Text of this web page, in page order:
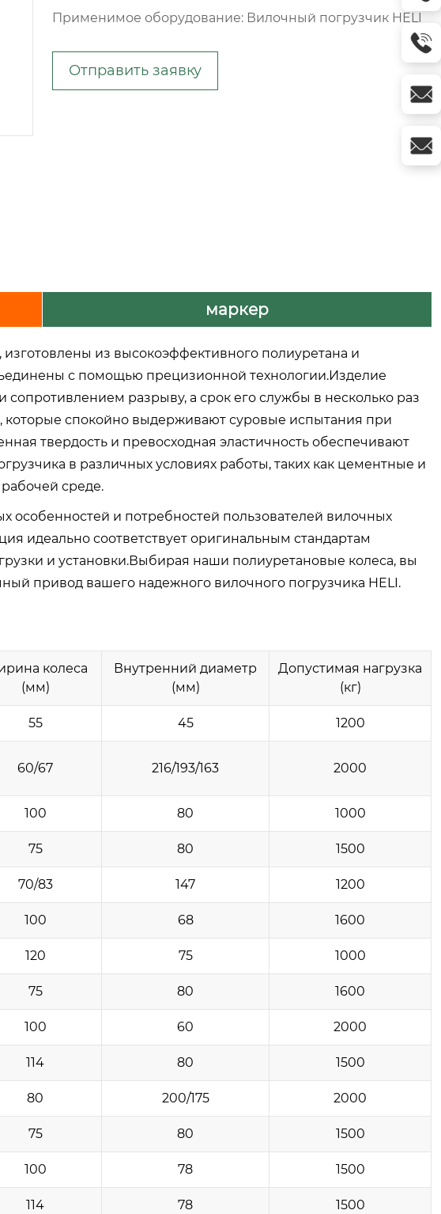
Применимое оборудование: Вилочный погрузчик HELI
Отправить заявку
маркер
из высокоэффективного полиуретана и
с помощью прецизионной технологии.Изделие
разрыву, а срок его службы в несколько раз
спокойно выдерживают суровые испытания при
твердость и превосходная эластичность обеспечивают
в различных условиях работы, таких как цементные и
среде.
и потребностей пользователей вилочных
идеально соответствует оригинальным стандартам
и установки.Выбирая наши полиуретановые колеса, вы
привод вашего надежного вилочного погрузчика HELI.
колеса
(мм)
Внутренний диаметр
(мм)
Допустимая нагрузка
(кг)
55 45 1200
60/67 216/193/163 2000
100 80 1000
75 80 1500
70/83 147 1200
100 68 1600
120 75 1000
75 80 1600
100 60 2000
114 80 1500
80 200/175 2000
75 80 1500
100 78 1500
114 78 1500